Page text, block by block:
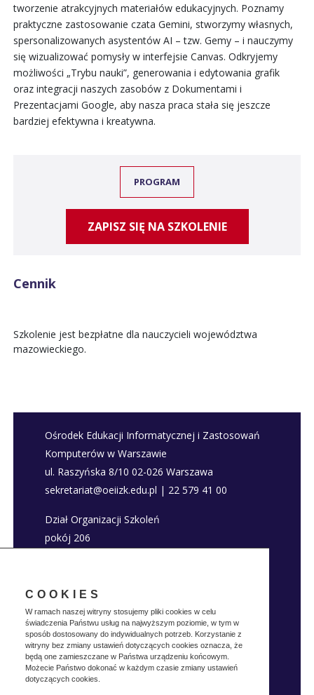
COOKIES
W ramach naszej witryny stosujemy pliki cookies w celu
świadczenia Państwu usług na najwyższym poziomie, w tym w
sposób dostosowany do indywidualnych potrzeb. Korzystanie z
witryny bez zmiany ustawień dotyczących cookies oznacza, że
będą one zamieszczane w Państwa urządzeniu końcowym.
Możecie Państwo dokonać w każdym czasie zmiany ustawień
dotyczących cookies.
tworzenie atrakcyjnych materiałów edukacyjnych. Poznamy
praktyczne zastosowanie czata Gemini, stworzymy własnych,
spersonalizowanych asystentów AI – tzw. Gemy – i nauczymy
się wizualizować pomysły w interfejsie Canvas. Odkryjemy
możliwości „Trybu nauki”, generowania i edytowania grafik
oraz integracji naszych zasobów z Dokumentami i
Prezentacjami Google, aby nasza praca stała się jeszcze
bardziej efektywna i kreatywna.
PROGRAM
ZAPISZ SIĘ NA SZKOLENIE
Cennik
Szkolenie jest bezpłatne dla nauczycieli województwa
mazowieckiego.
Ośrodek Edukacji Informatycznej i Zastosowań
Komputerów w Warszawie
ul. Raszyńska 8/10 02-026 Warszawa
sekretariat@oeiizk.edu.pl | 22 579 41 00
Dział Organizacji Szkoleń
pokój 206
Polityka prywatnosci